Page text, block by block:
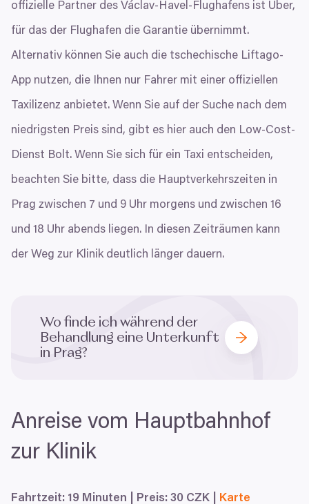
Souhlas Detaily
offizielle Partner des Václav-Havel-Flughafens ist Uber,
für das der Flughafen die Garantie übernimmt.
Alternativ können Sie auch die tschechische Liftago-
App nutzen, die Ihnen nur Fahrer mit einer offiziellen
Taxilizenz anbietet. Wenn Sie auf der Suche nach dem
niedrigsten Preis sind, gibt es hier auch den Low-Cost-
Dienst Bolt. Wenn Sie sich für ein Taxi entscheiden,
beachten Sie bitte, dass die Hauptverkehrszeiten in
Prag zwischen 7 und 9 Uhr morgens und zwischen 16
und 18 Uhr abends liegen. In diesen Zeiträumen kann
der Weg zur Klinik deutlich länger dauern.
Wo finde ich während der
Behandlung eine Unterkunft
in Prag?
Anreise vom Hauptbahnhof
zur Klinik
Fahrtzeit: 19 Minuten | Preis: 30 CZK Karte